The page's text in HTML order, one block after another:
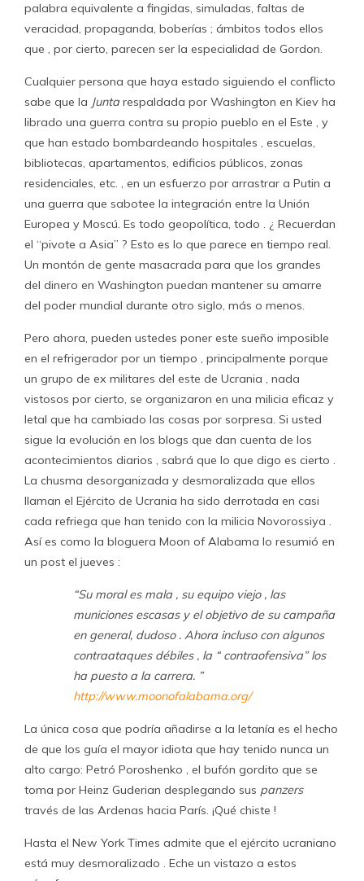
palabra equivalente a fingidas, simuladas, faltas de
veracidad, propaganda, boberías ; ámbitos todos ellos
que , por cierto, parecen ser la especialidad de Gordon.
Cualquier persona que haya estado siguiendo el conflicto
sabe que la Juntarespaldada por Washington en Kiev ha
librado una guerra contra su propio pueblo en el Este , y
que han estado bombardeando hospitales , escuelas,
bibliotecas, apartamentos, edificios públicos, zonas
residenciales, etc. , en un esfuerzo por arrastrar a Putin a
una guerra que sabotee la integración entre la Unión
Europea y Moscú. Es todo geopolítica, todo . ¿ Recuerdan
el “pivote a Asia” ? Esto es lo que parece en tiempo real.
Un montón de gente masacrada para que los grandes
del dinero en Washington puedan mantener su amarre
del poder mundial durante otro siglo, más o menos.
Pero ahora, pueden ustedes poner este sueño imposible
en el refrigerador por un tiempo , principalmente porque
un grupo de ex militares del este de Ucrania , nada
vistosos por cierto, se organizaron en una milicia eficaz y
letal que ha cambiado las cosas por sorpresa. Si usted
sigue la evolución en los blogs que dan cuenta de los
acontecimientos diarios , sabrá que lo que digo es cierto .
La chusma desorganizada y desmoralizada que ellos
llaman el Ejército de Ucrania ha sido derrotada en casi
cada refriega que han tenido con la milicia Novorossiya .
Así es como la bloguera Moon of Alabama lo resumió en
un post el jueves :
“Su moral es mala , su equipo viejo , las
municiones escasas y el objetivo de su campaña
en general, dudoso . Ahora incluso con algunos
contraataques débiles , la “ contraofensiva” los
ha puesto a la carrera. ”
http://www.moonofalabama.org/
La única cosa que podría añadirse a la letanía es el hecho
de que los guía el mayor idiota que hay tenido nunca un
alto cargo: Petró Poroshenko , el bufón gordito que se
toma por Heinz Guderian desplegando sus panzers
través de las Ardenas hacia París. ¡Qué chiste !
Hasta el New York Times admite que el ejército ucraniano
está muy desmoralizado . Eche un vistazo a estos